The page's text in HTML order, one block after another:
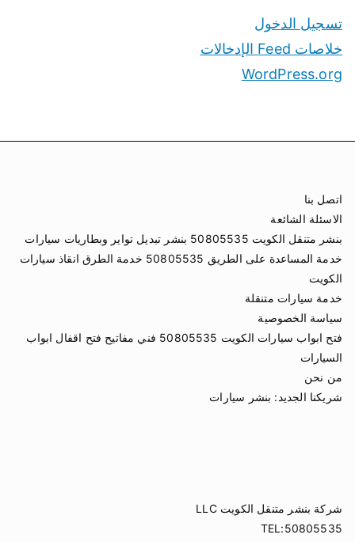
تسجيل الدخول
خلاصات Feed الإدخالات
WordPress.org
اتصل بنا
الاسئلة الشائعة
بنشر متنقل الكويت 50805535 بنشر تبديل تواير وبطاريات سيارات
خدمة المساعدة على الطريق 50805535 خدمة الطرق انقاذ سيارات
الكويت
خدمة سيارات متنقلة
سياسة الخصوصية
فتح ابواب سيارات الكويت 50805535 فني مفاتيح فتح اقفال ابواب
السيارات
من نحن
شريكنا الجديد: بنشر سيارات
شركة بنشر متنقل الكويت LLC
TEL:50805535